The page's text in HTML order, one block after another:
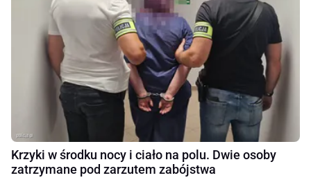
Krzyki w środku nocy i ciało na polu. Dwie osoby
zatrzymane pod zarzutem zabójstwa